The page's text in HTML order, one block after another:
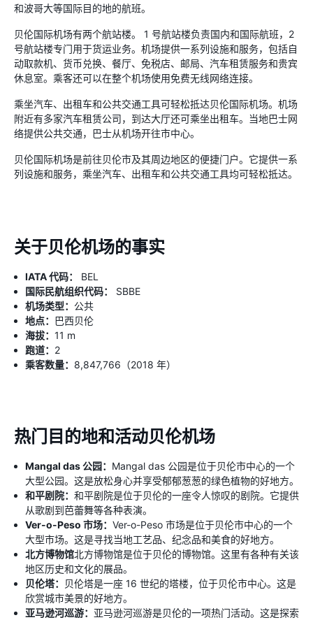
和波哥大等国际目的地的航班。
贝伦国际机场有两个航站楼。 1 号航站楼负责国内和国际航班，2
号航站楼专门用于货运业务。机场提供一系列设施和服务，包括自
动取款机、货币兑换、餐厅、免税店、邮局、汽车租赁服务和贵宾
休息室。乘客还可以在整个机场使用免费无线网络连接。
乘坐汽车、出租车和公共交通工具可轻松抵达贝伦国际机场。机场
附近有多家汽车租赁公司，到达大厅还可乘坐出租车。当地巴士网
络提供公共交通，巴士从机场开往市中心。
贝伦国际机场是前往贝伦市及其周边地区的便捷门户。它提供一系
列设施和服务，乘坐汽车、出租车和公共交通工具均可轻松抵达。
关于贝伦机场的事实
IATA 代码：
BEL
国际民航组织代码：
SBBE
机场类型： 公共
地点： 巴西贝伦
海拔： 11 m
跑道： 2
乘客数量： 8,847,766（2018 年）
热门目的地和活动贝伦机场
Mangal das 公园： Mangal das 公园是位于贝伦市中心的一个
大型公园。这是放松身心并享受郁郁葱葱的绿色植物的好地方。
和平剧院： 和平剧院是位于贝伦的一座令人惊叹的剧院。它提供
从歌剧到芭蕾舞等各种表演。
Ver-o-Peso 市场： Ver-o-Peso 市场是位于贝伦市中心的一个
大型市场。这是寻找当地工艺品、纪念品和美食的好地方。
北方博物馆北方博物馆是位于贝伦的博物馆。这里有各种有关该
地区历史和文化的展品。
贝伦塔：
贝伦塔是一座 16 世纪的塔楼，位于贝伦市中心。这是
欣赏城市美景的好地方。
亚马逊河巡游： 亚马逊河巡游是贝伦的一项热门活动。这是探索